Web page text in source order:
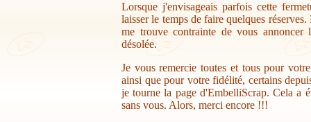
Lorsque j'envisageais parfois cette
laisser le temps de faire quelques
me trouve contrainte de vous annoncer
désolée.
Je vous remercie toutes et tous pour
ainsi que pour votre fidélité, certains
je tourne la page d'EmbelliScrap. Cela a
sans vous. Alors, merci encore !!!